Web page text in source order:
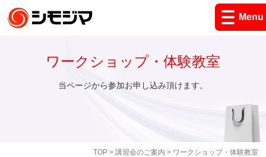
Menu
TOP> 講習会のご案内 > ワークショップ・体験教室
ワークショップ・体験教室
当ページから参加お申し込み頂けます。